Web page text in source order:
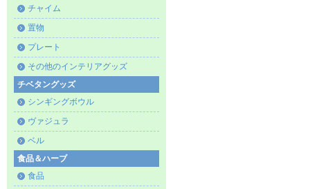
チャイム
置物
プレート
その他のインテリアグッズ
チベタングッズ
シンギングボウル
ヴァジュラ
ベル
食品＆ハーブ
食品